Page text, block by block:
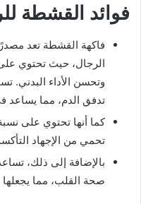
فوائد القشطة
فاكهة القشطة تعد
الرجال، حيث تحتوي
وتحسن الأداء البدني.
تدفق الدم، مما يساعد
كما أنها تحتوي على
تحمي من الإجهاد
بالإضافة إلى ذلك،
صحة القلب، مما يجعلها